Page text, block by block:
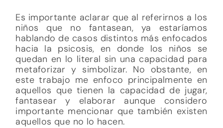
Es importante aclarar que al referirnos a los
niños que no fantasean, ya estaríamos
hablando de casos distintos más enfocados
hacia la psicosis, en donde los niños se
quedan en lo literal sin una capacidad para
metaforizar y simbolizar. No obstante, en
este trabajo me enfoco principalmente en
aquellos que tienen la capacidad de jugar,
fantasear y elaborar aunque considero
importante mencionar que también existen
aquellos que no lo hacen.